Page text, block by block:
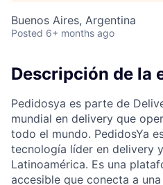
Buenos Aires, Argentina
Posted 6+ months ago
Descripción de la
Pedidosya es parte de
mundial en delivery que
todo el mundo. PedidosYa
tecnología líder en delivery
Latinoamérica. Es una
accesible que conecta a